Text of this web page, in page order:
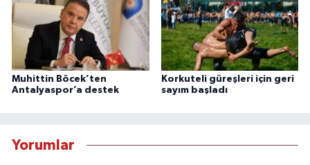
Muhittin Böcek’ten
Antalyaspor’a destek
Korkuteli güreşleri için geri
sayım başladı
Yorumlar